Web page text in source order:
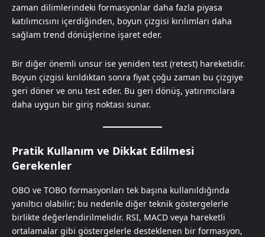
zaman dilimlerindeki formasyonlar daha fazla piyasa
katılımcısını içerdiğinden, boyun çizgisi kırılımları daha
sağlam trend dönüşlerine işaret eder.
Bir diğer önemli unsur ise yeniden test (retest) hareketidir.
Boyun çizgisi kırıldıktan sonra fiyat çoğu zaman bu çizgiye
geri döner ve onu test eder. Bu geri dönüş, yatırımcılara
daha uygun bir giriş noktası sunar.
Pratik Kullanım ve Dikkat Edilmesi
Gerekenler
OBO ve TOBO formasyonları tek başına kullanıldığında
yanıltıcı olabilir; bu nedenle diğer teknik göstergelerle
birlikte değerlendirilmelidir. RSI, MACD veya hareketli
ortalamalar gibi göstergelerle desteklenen bir formasyon,